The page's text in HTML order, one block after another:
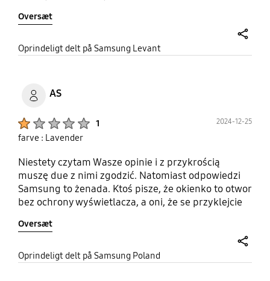
in my hand.
Oversæt
Oprindeligt delt på Samsung Levant
AS
1 2024-12-25
farve : Lavender
Niestety czytam Wasze opinie i z przykrością
muszę due z nimi zgodzić. Natomiast odpowiedzi
Samsung to żenada. Ktoś pisze, że okienko to otwor
bez ochrony wyświetlacza, a oni, że se przyklejcie
huawei p10 lite, gdzie cześć klapki jest
interaktywną osłoną? Trwałość wykonania niestety
słaba. A gwarancja się nie przejmujcie, bo i tak
Oversæt
Oprindeligt delt på Samsung Poland